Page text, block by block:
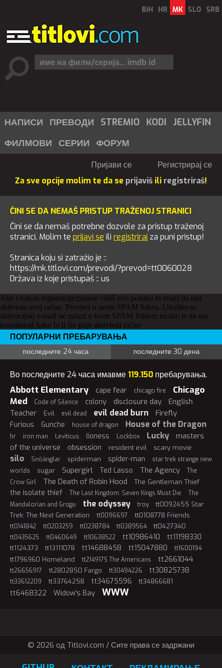
BiH HR MK SLO SRB
НАПИСИ ПРЕВОДИ STREMIO KODI
JELLYFIN
ФИЛМОВИ СЕРИИ ФОРУМ
Пријави се
Регистрирај се
Za sve opcije molim te da se prijaviš ili registriraš!
ČINI SE DA NEMAŠ PRISTUP TRAŽENOJ STRANICI
Čini se da nemaš potrebne dozvole za pristup traženoj
stranici. Molim te prijavi se ili registriraj za puni pristup!
Stranica koju si zatražio je ::
https://mk.titlovi.com/prevodi/?prevod=tt0060028
Država iz koje pristupaš :: us
Ako i nakon registracije/prijave vidiš ovu poruku to znači da nisi
aktivirao svoj račun. Provjeri u svom SPAM foleru. Ukoliko se
aktivacijski e-mail ne nalazi u tvom SPAM folderu molim te da nas
kontaktiraš kako bi ti što prije aktivirali račun
ПОПУЛАРНИ ПРЕБАРУВАЊА
последните 24 часа последните 30 дена
Во последните 24 часа имавме 119.150 пребарувања.
Abbott Elementary cape fear chicago fire
Chicago
Med
Code of Silence colony disclosure day
English
Teacher
Evil evil dead evil dead burn Firefly
Furious Gunche house of dragon House of the Dragon
hr iron man Leviticus lioness Lockbox Lucky
masters
of the universe
obsession resident evil scary movie
silo Snöänglar spiderman spider-man
star trek strange new
worlds
sugar Supergirl Ted Lasso The Agency
The
Crow Girl
The Death of Robin Hood The Gentleman Thief
the isolate thief The Last Kingdom: Seven Kings Must Die
The
Mandalorian and Grogu
the odyssey troy
tt0092455 Star
Trek: The Next Generation
tt0096697 tt0108778 Friends
tt0141842 tt0203259 tt0238784 tt0389564 tt0427340
tt0435625 tt0460649 tt10638522 tt10986410 tt11198330
tt1124373 tt13111078 tt14688458 tt15047880 tt1600194
tt1796960 Homeland tt2149175 The Americans tt2661044
tt26656917 tt2802850 Fargo tt30494226 tt30825738
tt33612209 tt33764258 tt34675596 tt34866681
tt6468322 Widow's Bay WWW
© 2026 oд Titlovi.com / Сите права се задржани